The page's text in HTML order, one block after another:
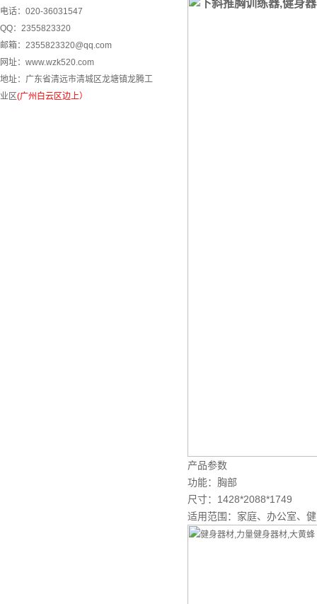
电话：020-36031547
QQ：2355823320
邮箱：2355823320@qq.com
网址： www.wzk520.com
地址：广东省清远市清城区龙塘镇龙腾工
业区(广州白云区边上）
产品参数
功能：胸部
尺寸：1428*2088*1749
适用范围：家庭、办公室、